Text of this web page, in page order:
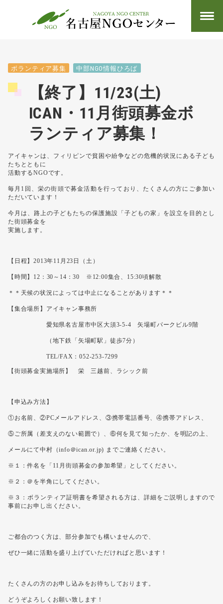
ボランティア募集 中部NGO情報ひろば
【終了】11/23(土)
ICAN・11月街頭募金ボ
ランティア募集！
アイキャンは、フィリピンで貧困や紛争などの危機的状況にある子ども
たちとともに
活動するNGOです。
毎月1回、栄の街頭で募金活動を行っており、たくさんの方にご参加い
ただいています！
今月は、路上の子どもたちの保護施設「子どもの家」を設立を目的とし
た街頭募金を
実施します。
【日程】2013年11月23日（土）
【時間】12：30～14：30 ※12:00集合、15:30頃解散
＊＊天候の状況によっては中止になることがあります＊＊
【集合場所】アイキャン事務所
愛知県名古屋市中区大須3-5-4 矢場町パークビル9階
（地下鉄「矢場町駅」徒歩7分）
TEL/FAX：052-253-7299
【街頭募金実施場所】 栄 三越前、ラシック前
【申込み方法】
①お名前、②PCメールアドレス、③携帯電話番号、④携帯アドレス、
⑤ご所属（差支えのない範囲で）、⑥何を見て知ったか、を明記の上、
メールにて中村（info＠ican.or.jp) までご連絡ください。
※１：件名を「11月街頭募金の参加希望」としてください。
※２：＠を半角にしてください。
※３：ボランティア証明書を希望される方は、詳細をご説明しますので
事前にお申し出ください。
ご都合のつく方は、部分参加でも構いませんので、
ぜひ一緒に活動を盛り上げていただければと思います！
たくさんの方のお申し込みをお待ちしております。
どうぞよろしくお願い致します！